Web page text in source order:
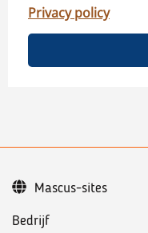
Privacy policy
Bedrijf
Mascus-sites